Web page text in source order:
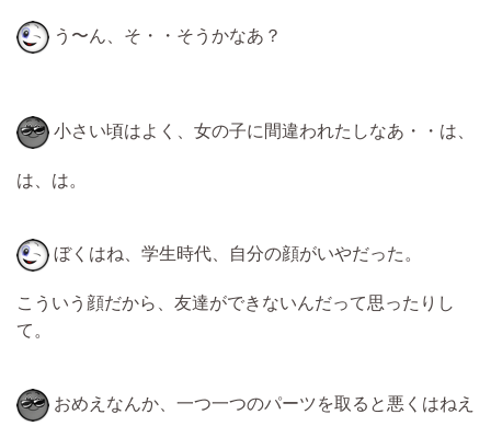
う〜ん、そ・・そうかなあ？
小さい頃はよく、女の子に間違われたしなあ・・は、
は、は。
ぼくはね、学生時代、自分の顔がいやだった。
こういう顔だから、友達ができないんだって思ったりし
て。
おめえなんか、一つ一つのパーツを取ると悪くはねえ